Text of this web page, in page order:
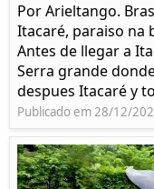
Por Arieltango.
Itacaré, paraiso na
Antes de llegar a
Serra grande
despues Itacaré y
Publicado em 28/12/